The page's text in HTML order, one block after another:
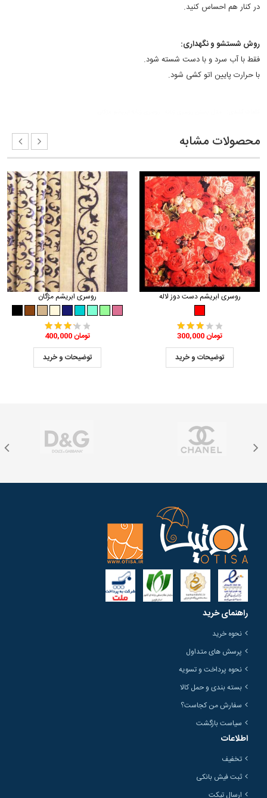
در کنار هم احساس کنید.
روش شستشو و نگهداری:
فقط با آب سرد و با دست شسته شود.
با حرارت پایین اتو کشی شود.
محصولات مشابه
روسری ابریشم مژگان
400,000 تومان
توضیحات و خرید
روسری ابریشم دست دوز لاله
300,000 تومان
توضیحات و خرید
راهنمای خرید
نحوه خرید
پرسش های متداول
نحوه پرداخت و تسویه
بسته بندی و حمل کالا
سفارش من کجاست؟
سیاست بازگشت
اطلاعات
تخفیف
ثبت فیش بانکی
ارسال تیکت